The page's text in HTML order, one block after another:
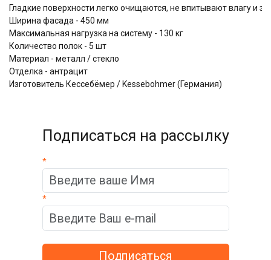
Гладкие поверхности легко очищаются, не впитывают влагу и
Ширина фасада - 450 мм
Максимальная нагрузка на систему - 130 кг
Количество полок - 5 шт
Материал - металл / стекло
Отделка - антрацит
Изготовитель Кессебёмер / Kessebohmer (Германия)
Подписаться на рассылку
*
*